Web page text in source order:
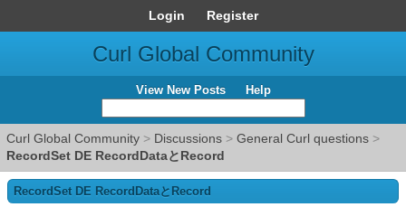
Login Register
Curl Global Community
View New Posts Help
Curl Global Community > Discussions > General Curl questions >
RecordSet DE RecordDataとRecord
RecordSet DE RecordDataとRecord